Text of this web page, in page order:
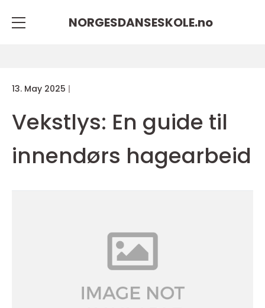
NORGESDANSESKOLE.no
13. May 2025
Vekstlys: En guide til
innendørs hagearbeid